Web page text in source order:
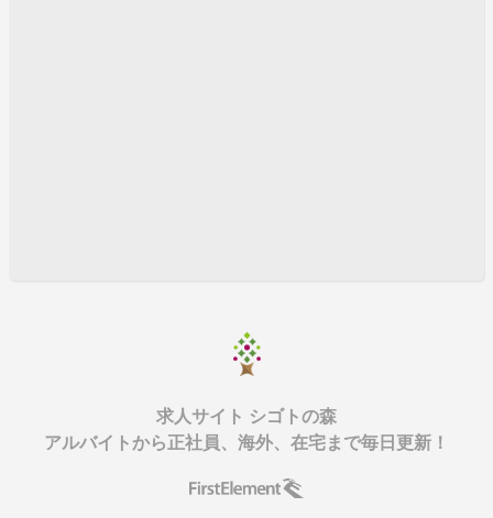
求人サイト シゴトの森
アルバイトから正社員、海外、在宅まで毎日更新！